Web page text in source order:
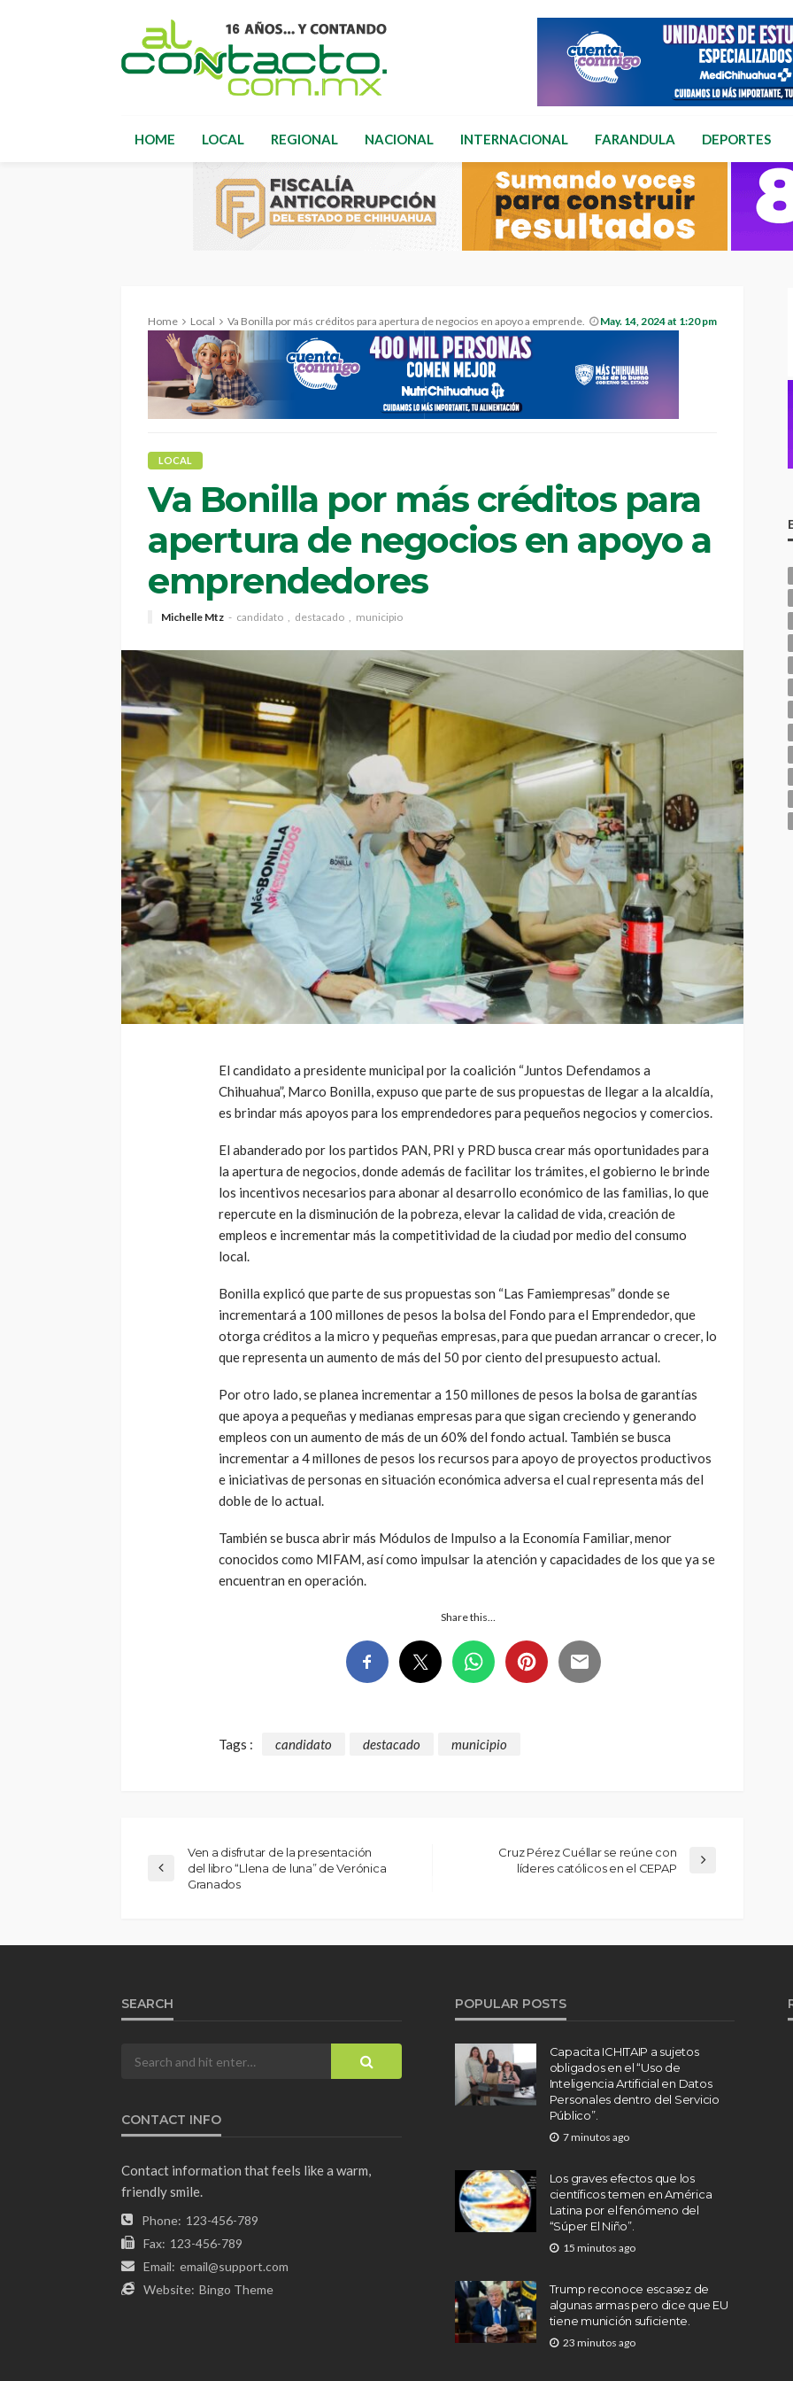
HOME LOCAL REGIONAL NACIONAL INTERNACIONAL FARANDULA DEPORTES
Home Local Va Bonilla por más créditos para apertura de negocios en apoyo a emprendedores May. 14, 2024 at 1:20 pm
LOCAL
Va Bonilla por más créditos para
apertura de negocios en apoyo a
emprendedores
Michelle Mtz candidato destacado municipio
El candidato a presidente municipal por la coalición “Juntos Defendamos a
Chihuahua”, Marco Bonilla, expuso que parte de sus propuestas de llegar a la alcaldía,
es brindar más apoyos para los emprendedores para pequeños negocios y comercios.
El abanderado por los partidos PAN, PRI y PRD busca crear más oportunidades para
la apertura de negocios, donde además de facilitar los trámites, el gobierno le brinde
los incentivos necesarios para abonar al desarrollo económico de las familias, lo que
repercute en la disminución de la pobreza, elevar la calidad de vida, creación de
empleos e incrementar más la competitividad de la ciudad por medio del consumo
local.
Bonilla explicó que parte de sus propuestas son “Las Famiempresas” donde se
incrementará a 100 millones de pesos la bolsa del Fondo para el Emprendedor, que
otorga créditos a la micro y pequeñas empresas, para que puedan arrancar o crecer, lo
que representa un aumento de más del 50 por ciento del presupuesto actual.
Por otro lado, se planea incrementar a 150 millones de pesos la bolsa de garantías
que apoya a pequeñas y medianas empresas para que sigan creciendo y generando
empleos con un aumento de más de un 60% del fondo actual. También se busca
incrementar a 4 millones de pesos los recursos para apoyo de proyectos productivos
e iniciativas de personas en situación económica adversa el cual representa más del
doble de lo actual.
También se busca abrir más Módulos de Impulso a la Economía Familiar, menor
conocidos como MIFAM, así como impulsar la atención y capacidades de los que ya se
encuentran en operación.
Share this…
Tags : candidato destacado municipio
Ven a disfrutar de la presentación
del libro “Llena de luna” de Verónica
Granados
Cruz Pérez Cuéllar se reúne con
líderes católicos en el CEPAP
SEARCH
CONTACT INFO
Contact information that feels like a warm,
friendly smile.
Phone: 123-456-789
Fax: 123-456-789
Email: email@support.com
Website: Bingo Theme
POPULAR POSTS
Capacita ICHITAIP a sujetos
obligados en el “Uso de
Inteligencia Artificial en Datos
Personales dentro del Servicio
Público”.
7 minutos ago
Los graves efectos que los
científicos temen en América
Latina por el fenómeno del
“Súper El Niño”.
15 minutos ago
Trump reconoce escasez de
algunas armas pero dice que EU
tiene munición suficiente.
23 minutos ago